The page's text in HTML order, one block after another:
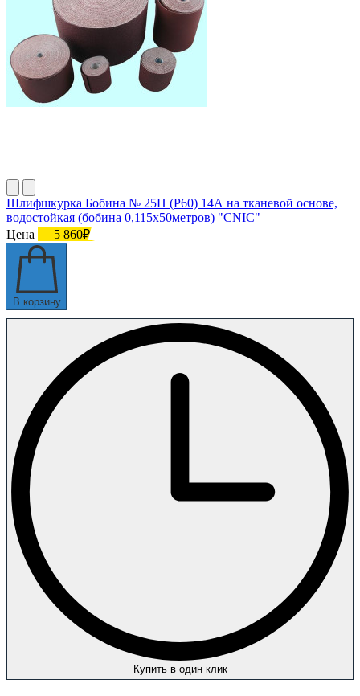
Шлифшкурка Бобина № 25Н (P60) 14А на тканевой основе,
водостойкая (бобина 0,115х50метров) "CNIC"
Цена
5 860₽
В корзину
Купить в один клик